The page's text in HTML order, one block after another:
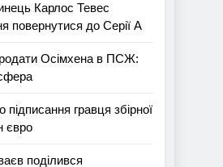
Карлос Тевес
повернутися до Серії А
Осімхена в ПСЖ:
гравця збірної
євро
поділився